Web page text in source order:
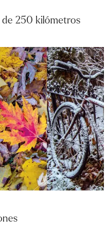
de 250 kilómetros